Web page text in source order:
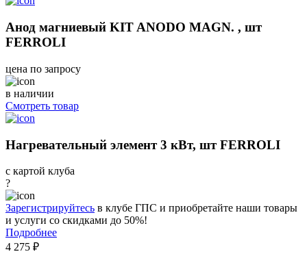
Анод магниевый KIT ANODO MAGN. , шт
FERROLI
цена по запросу
в наличии
Смотреть товар
Нагревательный элемент 3 кВт, шт FERROLI
с картой клуба
?
Зарегистрируйтесь в клубе ГПС и приобретайте наши товары
и услуги со скидками до 50%!
Подробнее
4 275 ₽